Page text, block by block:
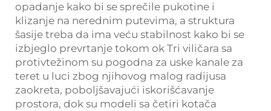
opadanje kako bi se sprečile pukotine i
klizanje na nerednim putevima, a struktura
šasije treba da ima veću stabilnost kako bi se
izbjeglo prevrtanje tokom ok Tri viličara sa
protivtežinom su pogodna za uske kanale za
teret u luci zbog njihovog malog radijusa
zaokreta, poboljšavajući iskorišćavanje
prostora, dok su modeli sa četiri kotača